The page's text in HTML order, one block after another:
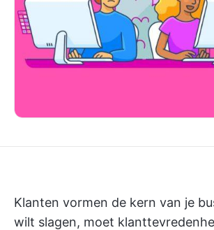
Klanten vormen de kern van je
wilt slagen, moet